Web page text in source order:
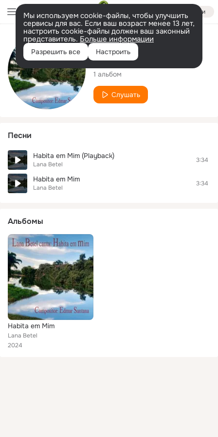
Войти
Мы используем cookie-файлы, чтобы улучшить
сервисы для вас. Если ваш возраст менее 13 лет,
настроить cookie-файлы должен ваш законный
представитель. Больше информации
Разрешить все Настроить
Исполнитель
Lana Betel
1 альбом
Слушать
Песни
Habita em Mim (Playback)
Lana Betel
3:34
Habita em Mim
Lana Betel
3:34
Альбомы
Habita em Mim
Lana Betel
2024